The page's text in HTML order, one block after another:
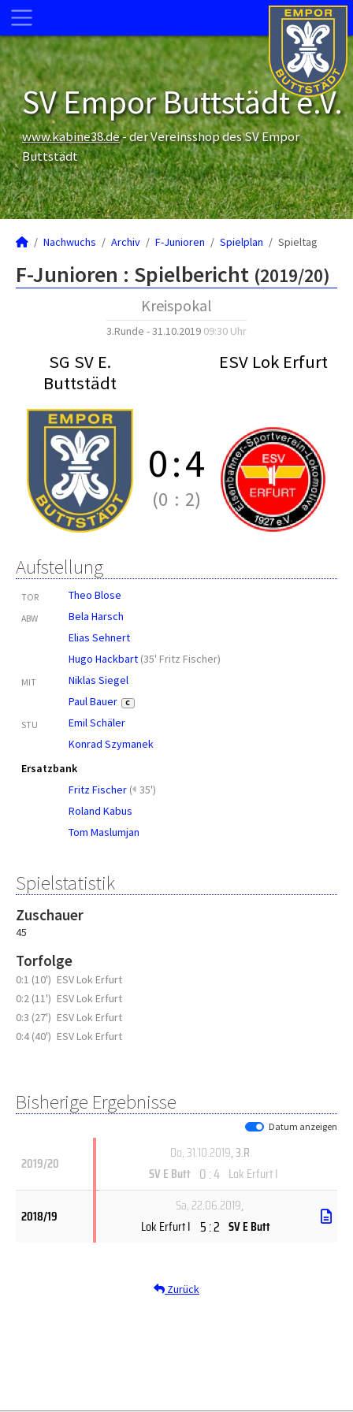
SV Empor Buttstädt e.V.
www.kabine38.de- der Vereinsshop des SV Empor
Buttstädt
Nachwuchs Archiv F-Junioren Spielplan Spieltag
F-Junioren : Spielbericht (2019/20)
Kreispokal
3.Runde - 31.10.2019 09:30 Uhr
SG SV E.
Buttstädt
ESV Lok Erfurt
0:4
(0 : 2)
Aufstellung
TOR Theo Blose
ABW
Bela Harsch
Elias Sehnert
Hugo Hackbart (35' Fritz Fischer)
MIT
Niklas Siegel
Paul Bauer
C
STU
Emil Schäler
Konrad Szymanek
Ersatzbank
Fritz Fischer ( 35')
Roland Kabus
Tom Maslumjan
Spielstatistik
Zuschauer
45
Torfolge
0:1 (10') ESV Lok Erfurt
0:2 (11') ESV Lok Erfurt
0:3 (27') ESV Lok Erfurt
0:4 (40') ESV Lok Erfurt
Bisherige Ergebnisse
Datum anzeigen
2019/20
Do, 31.10.2019, 3.R
SV E Butt 0 : 4 Lok Erfurt I
2018/19
Sa, 22.06.2019,
Lok Erfurt I 5 : 2 SV E Butt
Zurück